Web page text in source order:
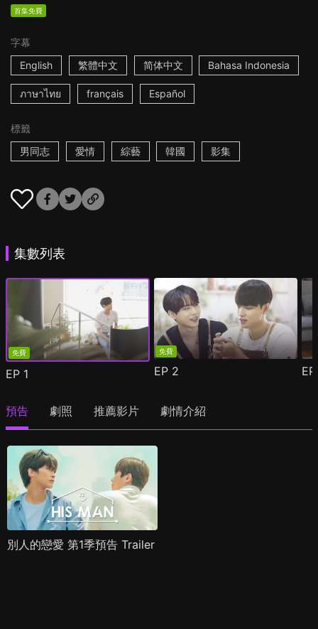
首集免費
字幕
English
繁體中文 简体中文 Bahasa Indonesia
ภาษาไทย français Español
標籤
男同志
愛情 綜藝 韓國 影集
集數列表
免費
EP 1
免費
EP 2
預告 劇照 推薦影片 劇情介紹
別人的戀愛 第1季預告 Trailer